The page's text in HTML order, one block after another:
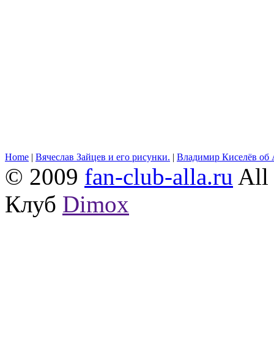
Home | Вячеслав Зайцев и его рисунки. | Владимир Киселёв об
© 2009 fan-club-alla.ru All
Клуб Dimox